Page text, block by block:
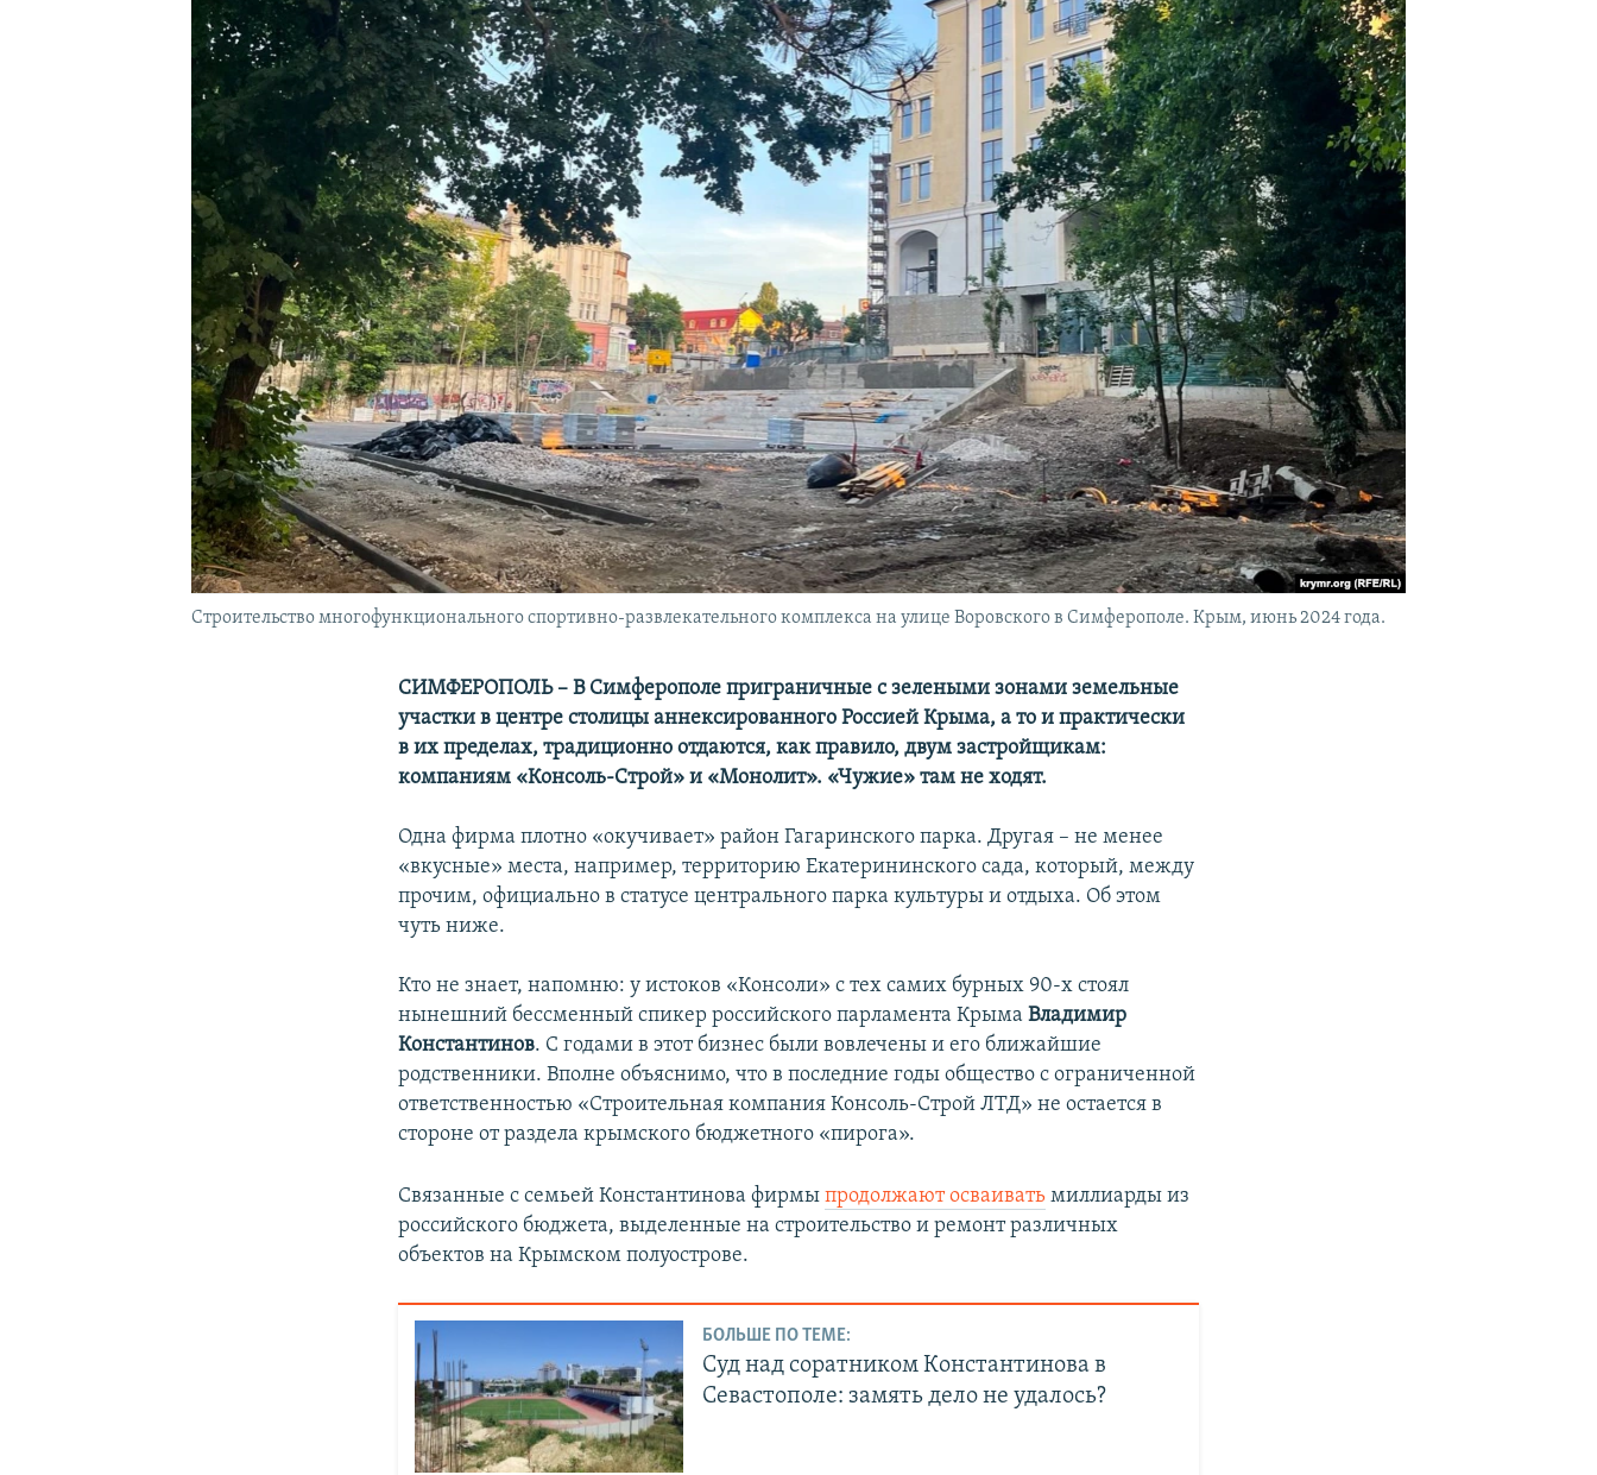
КРЫМ.НЕПОКОРЕННЫЙ
УКРАИНСКАЯ ПРОБЛЕМА КРЫМА
Строительство многофункционального спортивно-развлекательного комплекса на улице Воровского в Симферополе. Крым, июнь 2024 года.
СИМФЕРОПОЛЬ – В Симферополе приграничные с зелеными зонами земельные
участки в центре столицы аннексированного Россией Крыма, а то и практически
в их пределах, традиционно отдаются, как правило, двум застройщикам:
компаниям «Консоль-Строй» и «Монолит». «Чужие» там не ходят.
Одна фирма плотно «окучивает» район Гагаринского парка. Другая – не менее
«вкусные» места, например, территорию Екатерининского сада, который, между
прочим, официально в статусе центрального парка культуры и отдыха. Об этом
чуть ниже.
Кто не знает, напомню: у истоков «Консоли» с тех самих бурных 90-х стоял
нынешний бессменный спикер российского парламента КрымаВладимир
Константинов. С годами в этот бизнес были вовлечены и его ближайшие
родственники. Вполне объяснимо, что в последние годы общество с ограниченной
ответственностью «Строительная компания Консоль-Строй ЛТД» не остается в
стороне от раздела крымского бюджетного «пирога».
Связанные с семьей Константинова фирмыпродолжают осваивать миллиарды из
российского бюджета, выделенные на строительство и ремонт различных
объектов на Крымском полуострове.
БОЛЬШЕ ПО ТЕМЕ:
Суд над соратником Константинова в
Севастополе: замять дело не удалось?